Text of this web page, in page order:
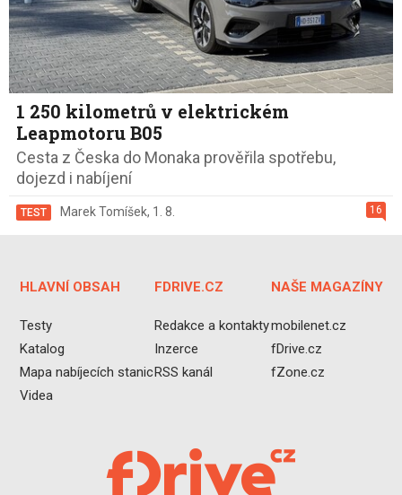
1 250 kilometrů v elektrickém
Leapmotoru B05
Cesta z Česka do Monaka prověřila spotřebu,
dojezd i nabíjení
16
TEST Marek Tomíšek, 1. 8.
HLAVNÍ OBSAH
Testy
Katalog
Mapa nabíjecích stanic
Videa
FDRIVE.CZ
Redakce a kontakty
Inzerce
RSS kanál
NAŠE MAGAZÍNY
mobilenet.cz
fDrive.cz
fZone.cz